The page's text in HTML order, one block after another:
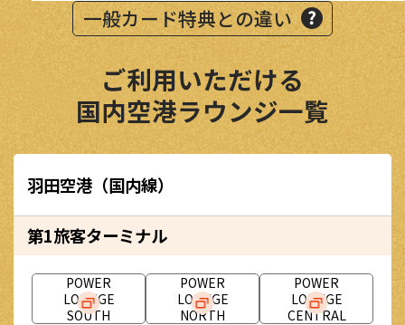
一般カード特典との違い
ご利用いただける
国内空港ラウンジ一覧
羽田空港（国内線）
第1旅客ターミナル
POWER
LOUNGE
SOUTH
POWER
LOUNGE
NORTH
POWER
LOUNGE
CENTRAL